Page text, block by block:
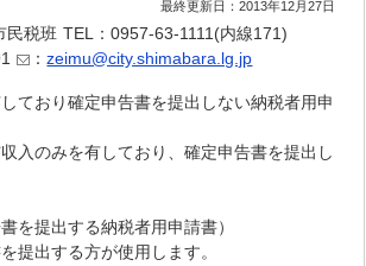
最終更新日：2013年12月27日
税班 TEL：0957-63-1111(内線171)
：zeimu@city.shimabara.lg.jp
しており確定申告書を提出しない納税者用申
入のみを有しており、確定申告書を提出し
を提出する納税者用申請書）
提出する方が使用します。